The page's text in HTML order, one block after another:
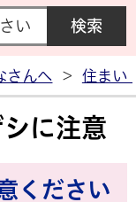
さんへ > 住まい
に注意
ください